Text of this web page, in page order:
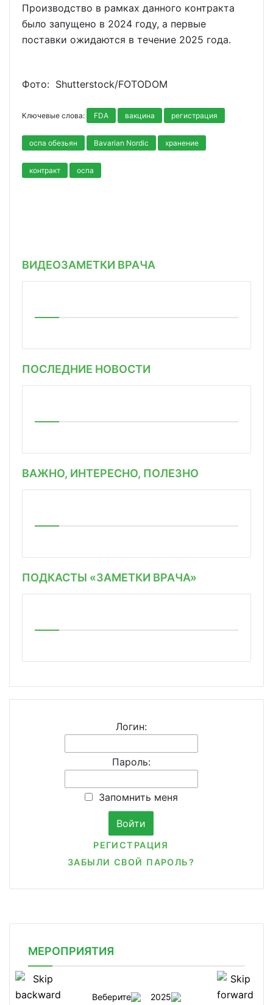
Производство в рамках данного контракта
было запущено в 2024 году, а первые
поставки ожидаются в течение 2025 года.
Фото: Shutterstoсk/FOTODOM
Ключевые слова: FDA вакцина регистрация
оспа обезьян Bavarian Nordic хранение
контракт оспа
ВИДЕОЗАМЕТКИ ВРАЧА
ПОСЛЕДНИЕ НОВОСТИ
ВАЖНО, ИНТЕРЕСНО, ПОЛЕЗНО
ПОДКАСТЫ «ЗАМЕТКИ ВРАЧА»
Логин:
Пароль:
Запомнить меня
РЕГИСТРАЦИЯ
ЗАБЫЛИ СВОЙ ПАРОЛЬ?
МЕРОПРИЯТИЯ
Веберите 2025